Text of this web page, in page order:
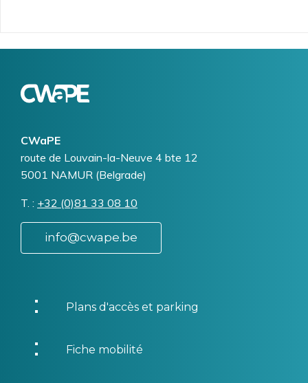
CWaPE
Addresse
route de Louvain-la-Neuve 4 bte 12
5001 NAMUR (Belgrade)
T. Téléphone
+32 (0)81 33 08 10
info@cwape.be
Plans d'accès et parking
Fiche mobilité